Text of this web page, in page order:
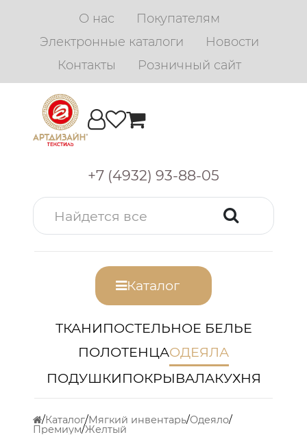
О нас
Покупателям
Электронные каталоги
Новости
Контакты
Розничный сайт
+7 (4932) 93-88-05
Каталог
ТКАНИПОСТЕЛЬНОЕ БЕЛЬЕ
ПОЛОТЕНЦАОДЕЯЛА
ПОДУШКИПОКРЫВАЛАКУХНЯ
Каталог Мягкий инвентарь Одеяло
Премиум Желтый